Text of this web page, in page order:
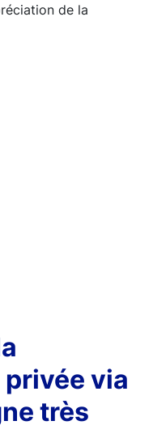
de la
via
très